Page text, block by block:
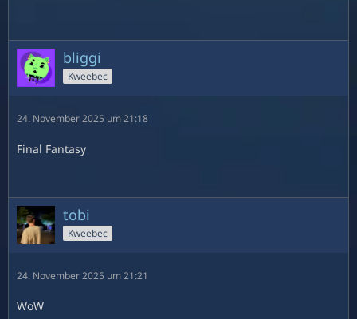
bliggi
Kweebec
24. November 2025 um 21:18
Final Fantasy
tobi
Kweebec
24. November 2025 um 21:21
WoW